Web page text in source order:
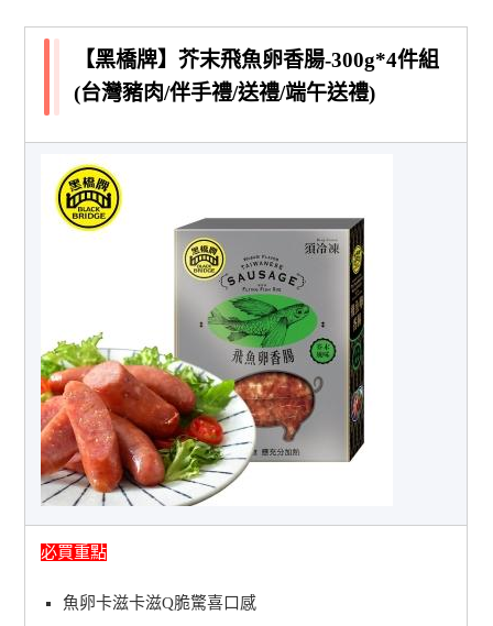
【黑橋牌】芥末飛魚卵香腸-300g*4件組
(台灣豬肉/伴手禮/送禮/端午送禮)
必買重點
魚卵卡滋卡滋Q脆驚喜口感